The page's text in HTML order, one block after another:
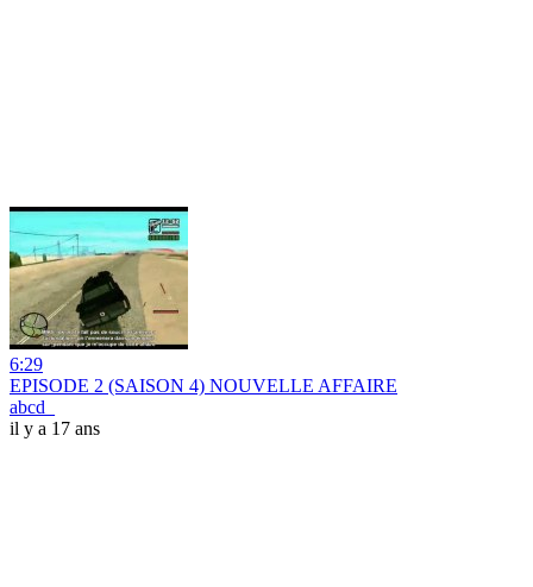
6:29
EPISODE 2 (SAISON 4) NOUVELLE AFFAIRE
abcd_
il y a 17 ans